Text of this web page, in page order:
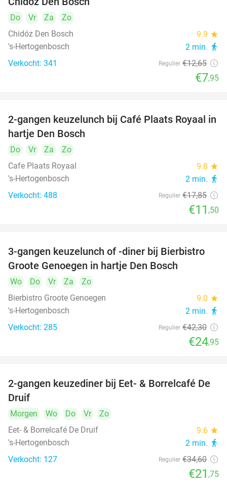
Do Vr Za
Zo
Chidóz Den Bosch
9.9 star
's-Hertogenbosch 2 min. directions_walk
Verkocht: 341 Regulier €12,65
€7,95
36%
2-gangen keuzelunch bij Café Plaats Royaal in
hartje Den Bosch
Do Vr Za
Zo
Cafe Plaats Royaal
9.8 star
's-Hertogenbosch 2 min. directions_walk
Verkocht: 488 Regulier €17,85
€11 ,50
41%
3-gangen keuzelunch of -diner bij Bierbistro
Groote Genoegen in hartje Den Bosch
Wo Do Vr Za
Zo
Bierbistro Groote Genoegen
9.0 star
's-Hertogenbosch 2 min. directions_walk
Verkocht: 285 Regulier €42,30
€24,95
37%
2-gangen keuzediner bij Eet- & Borrelcafé De
Druif
Morgen Wo Do Vr
Zo
Eet- & Borrelcafé De Druif
9.6 star
's-Hertogenbosch 2 min. directions_walk
Verkocht: 127 Regulier €34,60
€21 ,75